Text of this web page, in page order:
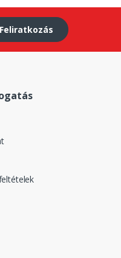
Feliratkozás